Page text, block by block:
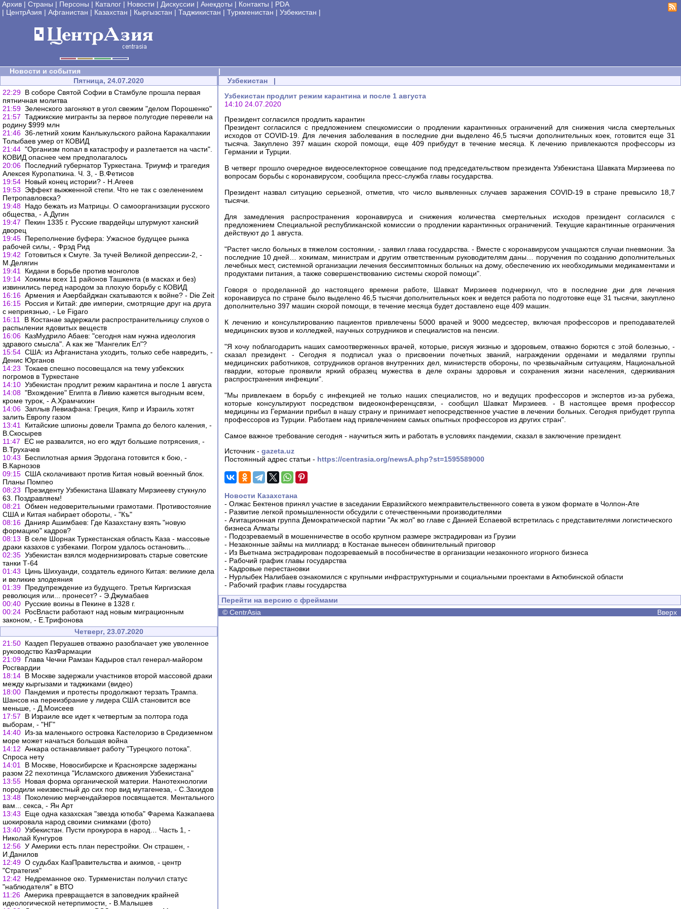
Архив | Страны | Персоны | Каталог | Новости | Дискуссии | Анекдоты | Контакты | PDA
| ЦентрАзия | Афганистан | Казахстан | Кыргызстан | Таджикистан | Туркменистан | Узбекистан |
Новости и события
|
Пятница, 24.07.2020
22:29 В соборе Святой Софии в Стамбуле прошла первая
пятничная молитва
21:59 Зеленского загоняют в угол свежим "делом Порошенко"
21:57 Таджикские мигранты за первое полугодие перевели на
родину $999 млн
21:46 36-летний хоким Канлыкульского района Каракалпакии
Толыбаев умер от КОВИД
21:44 "Организм попал в катастрофу и разлетается на части".
КОВИД опаснее чем предполагалось
20:06 Последний губернатор Туркестана. Триумф и трагедия
Алексея Куропаткина. Ч. 3, - В.Фетисов
19:54 Новый конец истории? - Н.Агеев
19:53
Эффект выжженной степи. Что не так с озеленением
Петропавловска?
19:48 Надо бежать из Матрицы. О самоорганизации русского
общества, - А.Дугин
19:47
Пекин 1335 г. Русские гвардейцы штурмуют ханский
дворец
19:45 Переполнение буфера: Ужасное будущее рынка
рабочей силы, - Фрэд Рид
19:42
Готовиться к Смуте. За тучей Великой депрессии-2, -
М.Делягин
19:41
Кидани в борьбе против монголов
19:14 Хокимы всех 11 районов Ташкента (в масках и без)
извинились перед народом за плохую борьбу с КОВИД
16:16 Армения и Азербайджан скатываются к войне? - Die Zeit
16:15 Россия и Китай: две империи, смотрящие друг на друга
с неприязнью, - Le Figaro
16:11
В Костанае задержали распространительницу слухов о
распылении ядовитых веществ
16:06 КазМудрило Абаев: "сегодня нам нужна идеология
здравого смысла". А как же "Мангелик Ел"?
15:54 США: из Афганистана уходить, только себе навредить, -
Денис Юрганов
14:23 Токаев спешно посовещался на тему узбекских
погромов в Туркестане
14:10 Узбекистан продлит режим карантина и после 1 августа
14:08 "Вхождение" Египта в Ливию кажется выгодным всем,
кроме турок, - А.Храмчихин
14:06 Заплыв Левиафана: Греция, Кипр и Израиль хотят
залить Европу газом
13:41
Китайские шпионы довели Трампа до белого каления, -
В.Скосырев
11:47
ЕС не развалится, но его ждут большие потрясения, -
В.Трухачев
10:43
Беспилотная армия Эрдогана готовится к бою, -
В.Карнозов
09:15 США сколачивают против Китая новый военный блок.
Планы Помпео
08:23
Президенту Узбекистана Шавкату Мирзиееву стукнуло
63. Поздравляем!
08:21
Обмен недоверительными грамотами. Противостояние
США и Китая набирает обороты, - "Къ"
08:16 Данияр Ашимбаев: Где Казахстану взять "новую
формацию" кадров?
08:13
В селе Шорнак Туркестанская область Каза - массовые
драки казахов с узбеками. Погром удалось остановить...
02:35 Узбекистан взялся модернизировать старые советские
танки Т-64
01:43
Цинь Шихуанди, создатель единого Китая: великие дела
и великие злодеяния
01:39 Предупреждение из будущего. Третья Киргизская
революция или... пронесет? - Э.Джумабаев
00:40 Русские воины в Пекине в 1328 г.
00:24 РосВласти работают над новым миграционным
законом, - Е.Трифонова
Четверг, 23.07.2020
21:50 Каздеп Перуашев отважно разоблачает уже уволенное
руководство КазФармации
21:09 Глава Чечни Рамзан Кадыров стал генерал-майором
Росгвардии
18:14 В Москве задержали участников второй массовой драки
между кыргызами и таджиками (видео)
18:00 Пандемия и протесты продолжают терзать Трампа.
Шансов на переизбрание у лидера США становится все
меньше, - Д.Моисеев
17:57
В Израиле все идет к четвертым за полтора года
выборам, - "НГ"
14:40 Из-за маленького островка Кастелоризо в Средиземном
море может начаться большая война
14:12 Анкара останавливает работу "Турецкого потока".
Спроса нету
14:01
В Москве, Новосибирске и Красноярске задержаны
разом 22 пехотинца "Исламского движения Узбекистана"
13:55 Новая форма органической материи. Нанотехнологии
породили неизвестный до сих пор вид мутагенеза, - С.Захидов
13:48 Поколению мерчендайзеров посвящается. Ментального
вам... секса, - Ян Арт
13:43
Еще одна казахская "звезда ютюба" Фарема Казкапаева
шокировала народ своими снимками (фото)
13:40 Узбекистан. Пусти прокурора в народ… Часть 1, -
Николай Кунгуров
12:56 У Америки есть план перестройки. Он страшен, -
И.Данилов
12:49 О судьбах КазПравительства и акимов, - центр
"Стратегия"
12:42
Недреманное око. Туркменистан получил статус
"наблюдателя" в ВТО
11:26 Америка превращается в заповедник крайней
идеологической нетерпимости, - В.Малышев
Узбекистан |
Узбекистан продлит режим карантина и после 1 августа
14:10 24.07.2020
Президент согласился продлить карантин
Президент согласился с предложением спецкомиссии о продлении карантинных ограничений для снижения числа смертельных
исходов от COVID-19. Для лечения заболевания в последние дни выделено 46,5 тысячи дополнительных коек, готовится еще 31
тысяча. Закуплено 397 машин скорой помощи, еще 409 прибудут в течение месяца. К лечению привлекаются профессоры из
Германии и Турции.
В четверг прошло очередное видеоселекторное совещание под председательством президента Узбекистана Шавката Мирзиеева по
вопросам борьбы с коронавирусом, сообщила пресс-служба главы государства.
Президент назвал ситуацию серьезной, отметив, что число выявленных случаев заражения COVID-19 в стране превысило 18,7
тысячи.
Для замедления распространения коронавируса и снижения количества смертельных исходов президент согласился с
предложением Специальной республиканской комиссии о продлении карантинных ограничений. Текущие карантинные ограничения
действуют до 1 августа.
"Растет число больных в тяжелом состоянии, - заявил глава государства. - Вместе с коронавирусом учащаются случаи пневмонии. За
последние 10 дней… хокимам, министрам и другим ответственным руководителям даны… поручения по созданию дополнительных
лечебных мест, системной организации лечения бессимптомных больных на дому, обеспечению их необходимыми медикаментами и
продуктами питания, а также совершенствованию системы скорой помощи".
Говоря о проделанной до настоящего времени работе, Шавкат Мирзиеев подчеркнул, что в последние дни для лечения
коронавируса по стране было выделено 46,5 тысячи дополнительных коек и ведется работа по подготовке еще 31 тысячи, закуплено
дополнительно 397 машин скорой помощи, в течение месяца будет доставлено еще 409 машин.
К лечению и консультированию пациентов привлечены 5000 врачей и 9000 медсестер, включая профессоров и преподавателей
медицинских вузов и колледжей, научных сотрудников и специалистов на пенсии.
"Я хочу поблагодарить наших самоотверженных врачей, которые, рискуя жизнью и здоровьем, отважно борются с этой болезнью, -
сказал президент. - Сегодня я подписал указ о присвоении почетных званий, награждении орденами и медалями группы
медицинских работников, сотрудников органов внутренних дел, министерств обороны, по чрезвычайным ситуациям, Национальной
гвардии, которые проявили яркий образец мужества в деле охраны здоровья и сохранения жизни населения, сдерживания
распространения инфекции".
"Мы привлекаем в борьбу с инфекцией не только наших специалистов, но и ведущих профессоров и экспертов из-за рубежа,
которые консультируют посредством видеоконференцсвязи, - сообщил Шавкат Мирзиеев. - В настоящее время профессор
медицины из Германии прибыл в нашу страну и принимает непосредственное участие в лечении больных. Сегодня прибудет группа
профессоров из Турции. Работаем над привлечением самых опытных профессоров из других стран".
Самое важное требование сегодня - научиться жить и работать в условиях пандемии, сказал в заключение президент.
Источник - gazeta.uz
Постоянный адрес статьи - https://centrasia.org/newsA.php?st=1595589000
Новости Казахстана
- Олжас Бектенов принял участие в заседании Евразийского межправительственного совета в узком формате в Чолпон-Ате
- Развитие легкой промышленности обсудили с отечественными производителями
- Агитационная группа Демократической партии "Ак жол" во главе с Данией Еспаевой встретилась с представителями логистического
бизнеса Алматы
- Подозреваемый в мошенничестве в особо крупном размере экстрадирован из Грузии
- Незаконные займы на миллиард: в Костанае вынесен обвинительный приговор
- Из Вьетнама экстрадирован подозреваемый в пособничестве в организации незаконного игорного бизнеса
- Рабочий график главы государства
- Кадровые перестановки
- Нурлыбек Налибаев ознакомился с крупными инфраструктурными и социальными проектами в Актюбинской области
- Рабочий график главы государства
Перейти на версию с фреймами
© CentrAsia Вверх